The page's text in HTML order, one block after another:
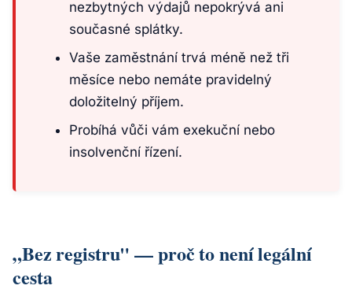
nezbytných výdajů nepokrývá ani
současné splátky.
Vaše zaměstnání trvá méně než tři
měsíce nebo nemáte pravidelný
doložitelný příjem.
Probíhá vůči vám exekuční nebo
insolvenční řízení.
„Bez registru" — proč to není legální
cesta